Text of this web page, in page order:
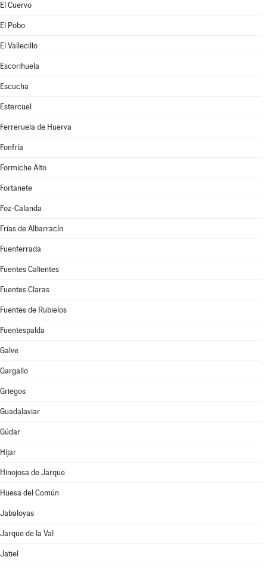
El Cuervo
El Pobo
El Vallecillo
Escorihuela
Escucha
Estercuel
Ferreruela de Huerva
Fonfría
Formiche Alto
Fortanete
Foz-Calanda
Frías de Albarracín
Fuenferrada
Fuentes Calientes
Fuentes Claras
Fuentes de Rubielos
Fuentespalda
Galve
Gargallo
Griegos
Guadalaviar
Gúdar
Híjar
Hinojosa de Jarque
Huesa del Común
Jabaloyas
Jarque de la Val
Jatiel